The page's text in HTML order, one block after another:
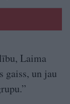
Laima
gaiss, un jau